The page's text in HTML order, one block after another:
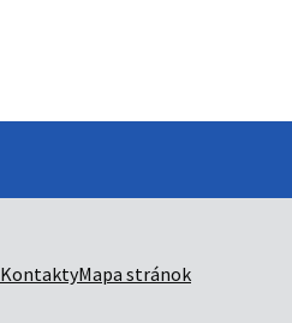
KontaktyMapa stránok